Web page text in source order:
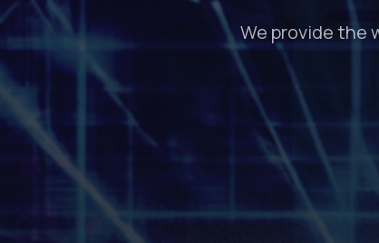
We provide the
We build